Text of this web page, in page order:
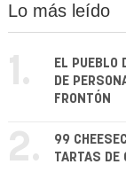
Lo más leído
1.
EL PUEBLO
DE
FRONTÓN
2.
99
TARTAS DE